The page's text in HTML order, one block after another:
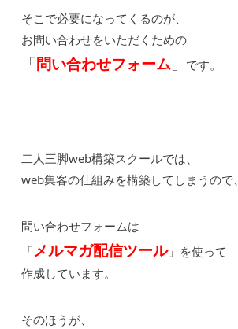
そこで必要になってくるのが、
お問い合わせをいただくための
「問い合わせフォーム」 です。
二人三脚web構築スクールでは、
web集客の仕組みを構築してしまうので、
問い合わせフォームは
「メルマガ配信ツール」を使って
作成しています。
そのほうが、